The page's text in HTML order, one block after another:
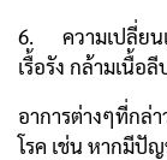
6. ความเปลี่ยนแ
เรื้อรัง กล้ามเนื้
อาการต่างๆที่กล่
โรค เช่น หากมีปั